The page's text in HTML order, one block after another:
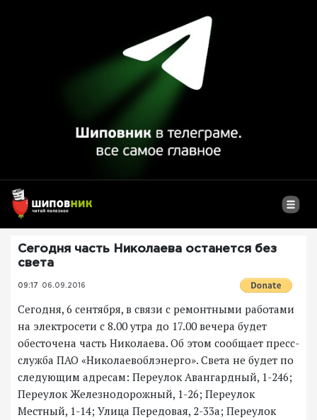
Сегодня часть Николаева останется без
света
09:17 06.09.2016
Сегодня, 6 сентября, в связи с ремонтными работами
на электросети с 8.00 утра до 17.00 вечера будет
обесточена часть Николаева. Об этом сообщает пресс-
служба ПАО «Николаевоблэнерго». Света не будет по
следующим адресам: Переулок Авангардный, 1-246;
Переулок Железнодорожный, 1-26; Переулок
Местный, 1-14; Улица Передовая, 2-33а; Переулок